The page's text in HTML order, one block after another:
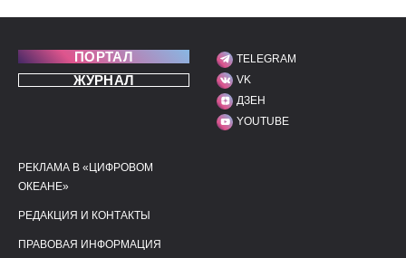
ПОРТАЛ
ЖУРНАЛ
МЫ В СОЦИАЛЬНЫХ
TELEGRAM
VK
ДЗЕН
YOUTUBE
ПОЛЕЗНЫЕ ССЫЛКИ
РЕКЛАМА В «ЦИФРОВОМ
ОКЕАНЕ»
РЕДАКЦИЯ И КОНТАКТЫ
ПРАВОВАЯ ИНФОРМАЦИЯ